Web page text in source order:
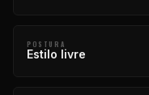
POSTURA
Estilo livre